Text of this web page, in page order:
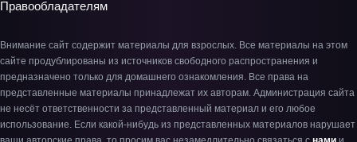
Правообладателям
Внимание сайт содержит материалы для взрослых. Все материалы на этом
сайте продублированы из источников свободного распространения и
предназначено только для домашнего ознакомления. Все права на
представленные материалы принадлежат их авторам. Администрация сайта
не несёт ответственности за представленный материал и его любое
использование. Если какой-нибудь из представленных материалов нарушает